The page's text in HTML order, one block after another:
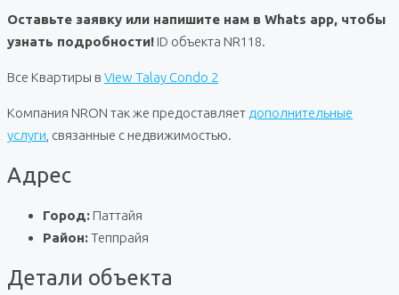
Оставьте заявку или напишите нам в Whats app, чтобы
узнать подробности! ID объекта NR118.
Все Квартиры в View Talay Condo 2
Компания NRON так же предоставляет дополнительные
услуги , связанные с недвижимостью.
Адрес
Город: Паттайя
Район:Теппрайя
Детали объекта